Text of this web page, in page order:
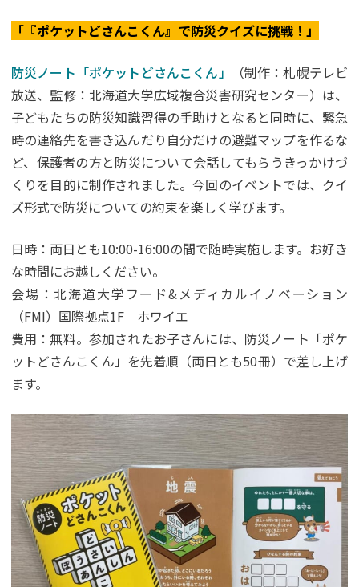
「『ポケットどさんこくん』で防災クイズに挑戦！」
防災ノート「ポケットどさんこくん」
（制作：札幌テレビ
放送、監修：北海道大学広域複合災害研究センター）は、
子どもたちの防災知識習得の手助けとなると同時に、緊急
時の連絡先を書き込んだり自分だけの避難マップを作るな
ど、保護者の方と防災について会話してもらうきっかけづ
くりを目的に制作されました。今回のイベントでは、クイ
ズ形式で防災についての約束を楽しく学びます。
日時：両日とも10:00-16:00の間で随時実施します。お好き
な時間にお越しください。
会場：北海道大学フード&メディカルイノベーション
（FMI）国際拠点1F ホワイエ
費用：無料。参加されたお子さんには、防災ノート「ポケ
ットどさんこくん」を先着順（両日とも50冊）で差し上げ
ます。